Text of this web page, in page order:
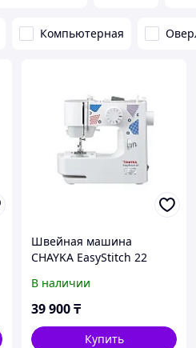
Компьютерная
Швейная машина
CHAYKA EasyStitch 22
В наличии
39 900₸
Купить